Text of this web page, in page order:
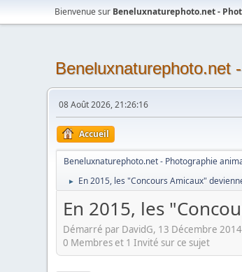
Bienvenue sur Beneluxnaturephoto.net -
Beneluxnaturephoto.net
08 Août 2026, 21:26:16
Accueil
Beneluxnaturephoto.net - Photographie
► En 2015, les "Concours Amicaux"
En 2015, les
Démarré par DavidG, 13 Décembre
0 Membres et 1 Invité sur ce sujet